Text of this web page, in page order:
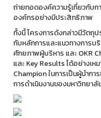
ถ่ายทอดองค์ความรู้เกี่ยวกับก
องค์กรอย่างมีประสิทธิภาพ
ทั้งนี้ โครงการดังกล่าวมีวัตถุป
กับหลักการและแนวทางการ
ศักยภาพผู้บริหาร และ OKR
และ Key Results ได้อย่างเ
Champion ในการเป็นผู้นำก
การดำเนินงานของมหาวิทยา